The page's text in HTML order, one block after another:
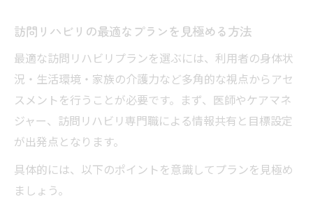
訪問リハビリの最適なプランを見極める方法
最適な訪問リハビリプランを選ぶには、利用者の身体状
況・生活環境・家族の介護力など多角的な視点からアセ
スメントを行うことが必要です。まず、医師やケアマネ
ジャー、訪問リハビリ専門職による情報共有と目標設定
が出発点となります。
具体的には、以下のポイントを意識してプランを見極め
ましょう。